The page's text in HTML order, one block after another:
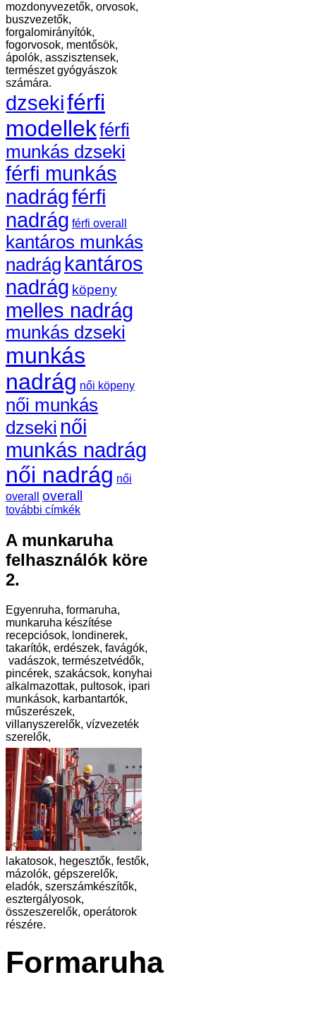
mozdonyvezetők, orvosok,
buszvezetők,
forgalomirányítók,
fogorvosok, mentősök,
ápolók, asszisztensek,
természet gyógyászok
számára.
dzsekiférfi
modellekférfi
munkás dzseki
férfi munkás
nadrágférfi
nadrág férfi overall
kantáros munkás
nadrág kantáros
nadrág köpeny
melles nadrág
munkás dzseki
munkás
nadrág női köpeny
női munkás
dzseki női
munkás nadrág
női nadrág női
overall
overall
további címkék
A munkaruha
felhasználók köre
2.
Egyenruha, formaruha,
munkaruha készítése
recepciósok, londinerek,
takarítók, erdészek, favágók,
vadászok, természetvédők,
pincérek, szakácsok, konyhai
alkalmazottak, pultosok, ipari
munkások, karbantartók,
műszerészek,
villanyszerelők, vízvezeték
szerelők,
lakatosok, hegesztők, festők,
mázolók, gépszerelők,
eladók, szerszámkészítők,
esztergályosok,
összeszerelők, operátorok
részére.
Formaruha